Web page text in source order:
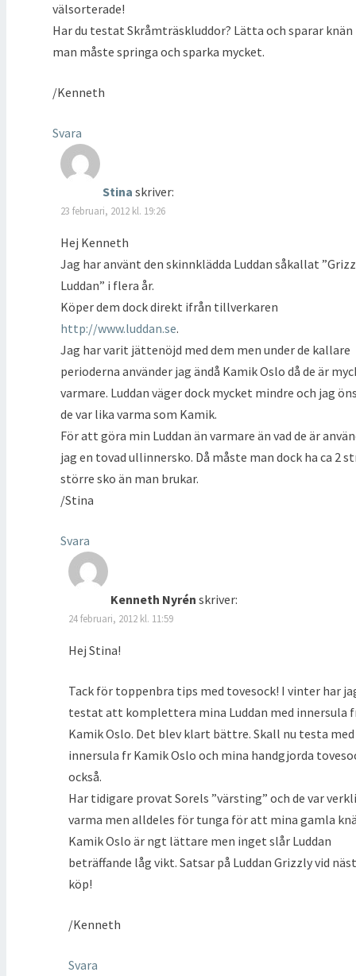
välsorterade!
Har du testat Skråmträskluddor? Lätta och sparar knän
man måste springa och sparka mycket.
/Kenneth
Svara
Stina skriver:
23 februari, 2012 kl. 19:26
Hej Kenneth
Jag har använt den skinnklädda Luddan såkallat
Luddan” i flera år.
Köper dem dock direkt ifrån tillverkaren
http://www.luddan.se.
Jag har varit jättenöjd med dem men under de kallare
perioderna använder jag ändå Kamik Oslo då de är
varmare. Luddan väger dock mycket mindre och jag
de var lika varma som Kamik.
För att göra min Luddan än varmare än vad de är
jag en tovad ullinnersko. Då måste man dock ha ca 2
större sko än man brukar.
/Stina
Svara
Kenneth Nyrén skriver:
24 februari, 2012 kl. 11:59
Hej Stina!
Tack för toppenbra tips med tovesock! I vinter har
testat att komplettera mina Luddan med innersula
Kamik Oslo. Det blev klart bättre. Skall nu testa med
innersula fr Kamik Oslo och mina handgjorda
också.
Har tidigare provat Sorels ”värsting” och de var
varma men alldeles för tunga för att mina gamla
Kamik Oslo är ngt lättare men inget slår Luddan
beträffande låg vikt. Satsar på Luddan Grizzly vid
köp!
/Kenneth
Svara